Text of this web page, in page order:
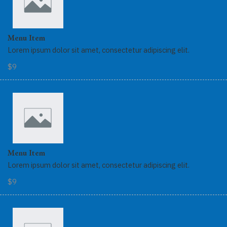
Menu Item
Lorem ipsum dolor sit amet, consectetur adipiscing elit.
$9
Menu Item
Lorem ipsum dolor sit amet, consectetur adipiscing elit.
$9